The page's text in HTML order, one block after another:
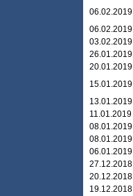
06.02.2019
06.02.2019
03.02.2019
26.01.2019
20.01.2019
15.01.2019
13.01.2019
11.01.2019
08.01.2019
08.01.2019
06.01.2019
27.12.2018
20.12.2018
19.12.2018